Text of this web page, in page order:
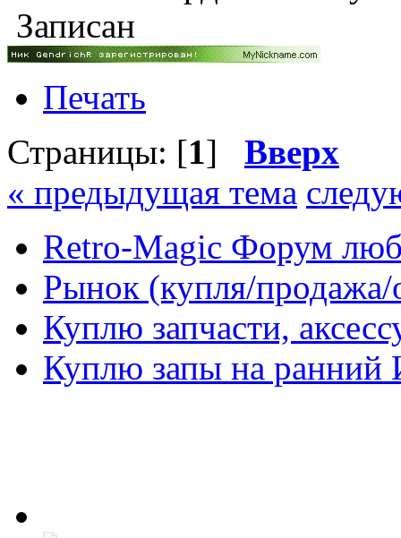
Записан
Печать
Страницы: [1] Вверх
« предыдущая тема
Retro-Magic Форум
Рынок (купля/продажа/
Куплю запчасти,
Куплю запы на